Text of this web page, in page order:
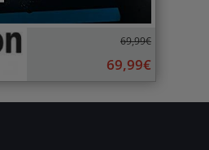
69,99€
69,99€